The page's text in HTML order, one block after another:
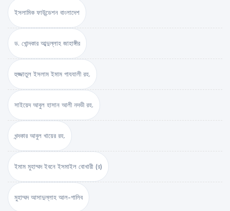
ইসলামিক ফাউন্ডেশন বাংলাদেশ
ড. খোন্দকার আব্দুল্লাহ জাহাঙ্গীর
হুজ্জাতুল ইসলাম ইমাম গাযযালী রহ.
সাইয়েদ আবুল হাসান আলী নদভী রহ.
খন্দকার আবুল খায়ের রহ.
ইমাম মুহাম্মদ ইবনে ইসমাইল বোখারী (র)
মুহাম্মদ আসাদুল্লাহ আল-গালিব